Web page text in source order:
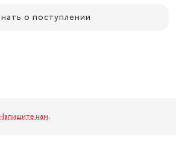
о поступлении
Напишите нам.